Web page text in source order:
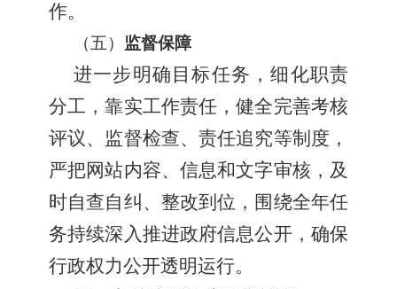
作。
（五） 监督保障
进一步明确目标任务，细化职责
分工，靠实工作责任，健全完善考核
评议、监督检查、责任追究等制度，
严把网站内容、信息和文字审核，及
时自查自纠、整改到位，围绕全年任
务持续深入推进政府信息公开，确保
行政权力公开透明运行。